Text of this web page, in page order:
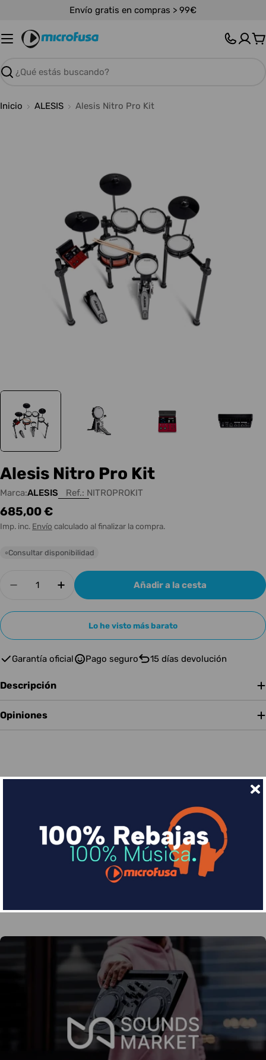
contenido
Envío gratis en compras > 99€
Buscar
Inicio ALESIS Alesis Nitro Pro Kit
medios 0 en modal
Alesis Nitro Pro Kit
Marca:ALESIS Ref.: NITROPROKIT
Precio
habitual
685,00 €
Imp. inc. Envío calculado al finalizar la compra.
○Consultar disponibilidad
Disminuir cantidad para Alesis Nitro Pro Kit
Aumentar cantidad para Alesis Nitro
Añadir a la cesta
Lo he visto más barato
Garantía oficial Pago seguro 15 días devolución
Descripción
Opiniones
Financia tus compras con Sequra
Divide en 3 sin coste o hasta en 18 meses por una
pequeña cuota al mes con Sequra
Más info